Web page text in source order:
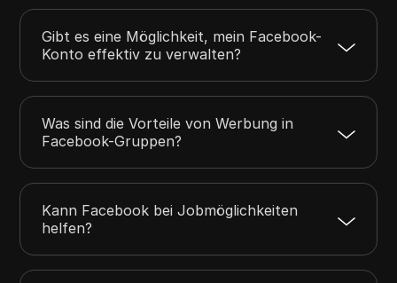
Gibt es eine Möglichkeit, mein Facebook-
Konto effektiv zu verwalten?
Was sind die Vorteile von Werbung in
Facebook-Gruppen?
Kann Facebook bei Jobmöglichkeiten
helfen?